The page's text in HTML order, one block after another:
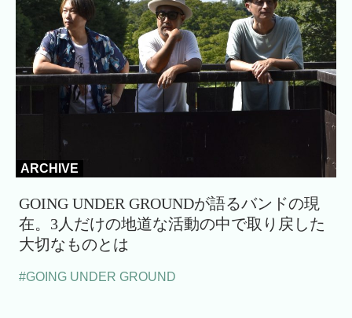
ARCHIVE
GOING UNDER GROUNDが語るバンドの現
在。3人だけの地道な活動の中で取り戻した
大切なものとは
#GOING UNDER GROUND